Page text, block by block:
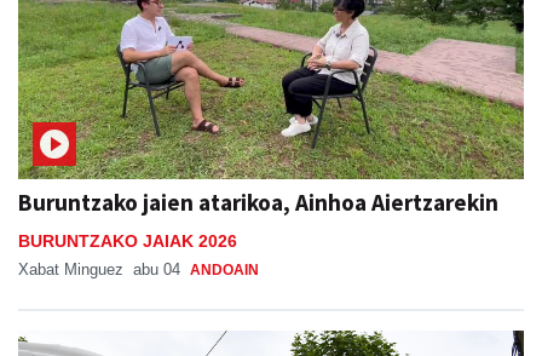
Buruntzako jaien atarikoa, Ainhoa Aiertzarekin
BURUNTZAKO JAIAK 2026
Xabat Minguez abu 04 ANDOAIN